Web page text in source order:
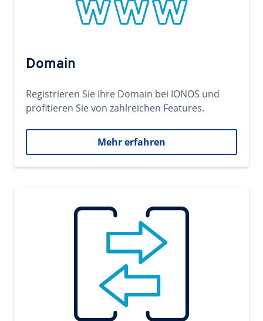
Domain
Registrieren Sie Ihre Domain bei IONOS und
profitieren Sie von zahlreichen Features.
Mehr erfahren